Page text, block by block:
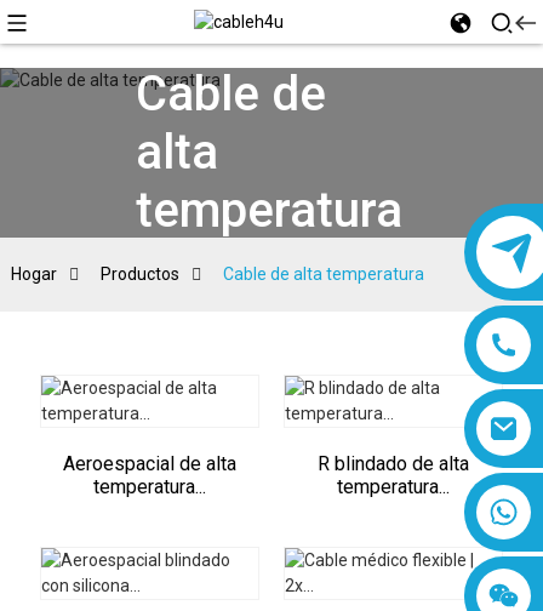
8618019377761
Cable de
alta
temperatura
Hogar Productos Cable de alta temperatura
Aeroespacial de alta
temperatura...
R blindado de alta
temperatura...